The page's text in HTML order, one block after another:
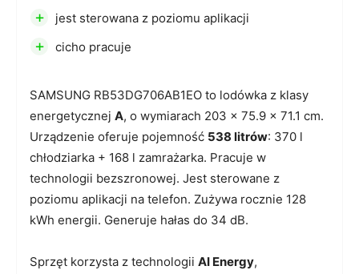
SAMSUNG RB53DG706AB1EO to lodówka z klasy
energetycznej A, o wymiarach 203 x 75.9 x 71.1 cm.
Urządzenie oferuje pojemność 538 litrów: 370 l
chłodziarka + 168 l zamrażarka. Pracuje w
technologii bezszronowej. Jest sterowane z
poziomu aplikacji na telefon. Zużywa rocznie 128
kWh energii. Generuje hałas do 34 dB.
Sprzęt korzysta z technologii AI Energy,
+ jest sterowana z poziomu aplikacji
+ cicho pracuje